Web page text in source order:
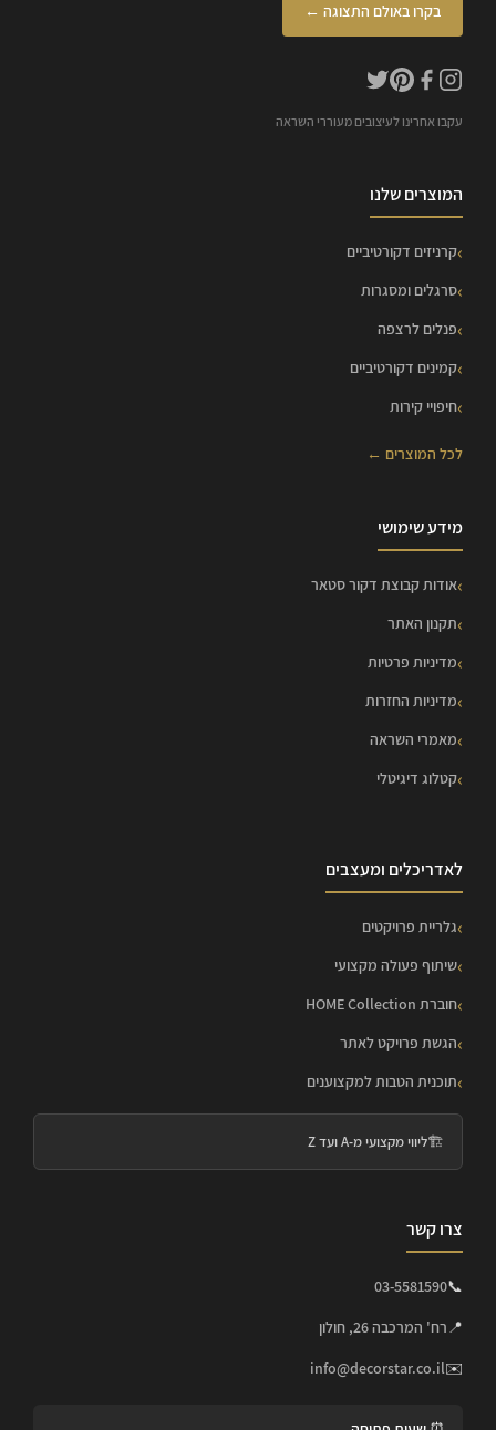
בקרו באולם התצוגה ←
עקבו אחרינו לעיצובים מעוררי השראה
המוצרים שלנו
קרניזים דקורטיביים
סרגלים ומסגרות
פנלים לרצפה
קמינים דקורטיביים
חיפויי קירות
לכל המוצרים ←
מידע שימושי
אודות קבוצת דקור סטאר
תקנון האתר
מדיניות פרטיות
מדיניות החזרות
מאמרי השראה
קטלוג דיגיטלי
לאדריכלים ומעצבים
גלריית פרויקטים
שיתוף פעולה מקצועי
חוברת HOME Collection
הגשת פרויקט לאתר
תוכנית הטבות למקצוענים
🏗️ליווי מקצועי מ-A ועד Z
צרו קשר
📞
03-5581590
📍רח' המרכבה 26, חולון
✉️
info@decorstar.co.il